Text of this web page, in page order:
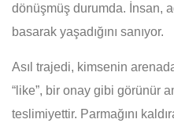
dönüşmüş durumda. İnsan,
basarak yaşadığını sanıyor.
Asıl trajedi, kimsenin
“like”, bir onay gibi görünür
teslimiyettir. Parmağını